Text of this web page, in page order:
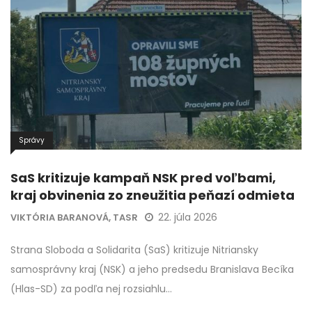
Správy
SaS kritizuje kampaň NSK pred voľbami,
kraj obvinenia zo zneužitia peňazí odmieta
VIKTÓRIA BARANOVÁ, TASR 22. júla 2026
Strana Sloboda a Solidarita (SaS) kritizuje Nitriansky
samosprávny kraj (NSK) a jeho predsedu Branislava Becíka
(Hlas-SD) za podľa nej rozsiahlu…